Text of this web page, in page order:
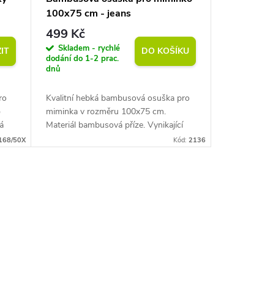
50X
100x75 cm - jeans
499 Kč
Skladem - rychlé
dodání do 1-2 prac.
dnů
DO KOŠÍKU
Kvalitní hebká bambusová osuška pro
miminka v rozměru 100x75 cm.
Materiál bambusová příze. Vynikající
prodyšnost materiálu. V létě skvěleKód: 2136